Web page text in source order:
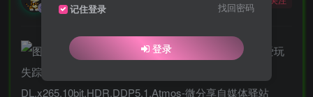
酒醒只在花前坐，酒醉还来花下眠。
记住登录 找回密码
登录